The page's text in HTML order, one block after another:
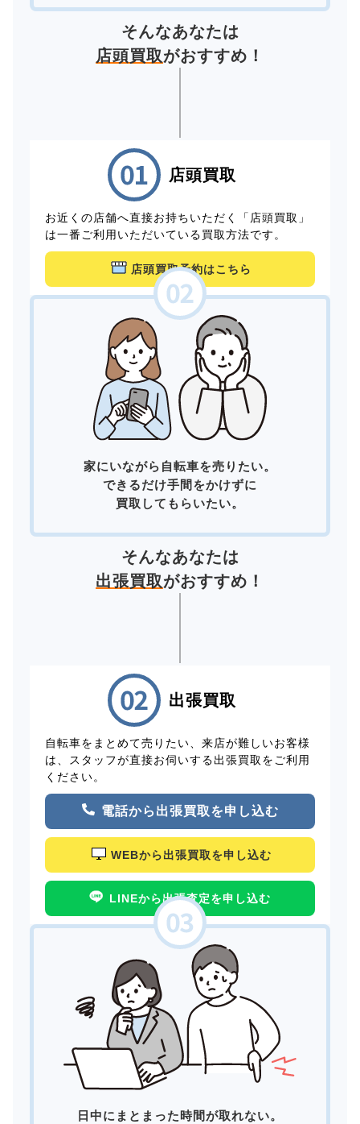
そんなあなたは
店頭買取がおすすめ！
店頭買取
お近くの店舗へ直接お持ちいただく「店頭買取」
は一番ご利用いただいている買取方法です。
店頭買取予約はこちら
家にいながら自転車を売りたい。
できるだけ手間をかけずに
買取してもらいたい。
そんなあなたは
出張買取がおすすめ！
出張買取
自転車をまとめて売りたい、来店が難しいお客様
は、スタッフが直接お伺いする出張買取をご利用
ください。
電話から出張買取を申し込む
WEBから出張買取を申し込む
LINEから出張査定を申し込む
日中にまとまった時間が取れない。